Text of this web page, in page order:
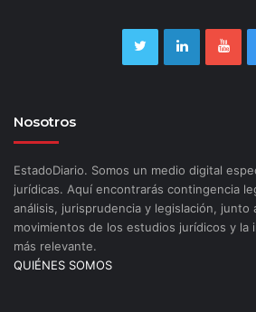
Nosotros
EstadoDiario. Somos un medio digital
jurídicas. Aquí encontrarás contingencia
análisis, jurisprudencia y legislación, junto
movimientos de los estudios jurídicos y la
más relevante.
QUIÉNES SOMOS